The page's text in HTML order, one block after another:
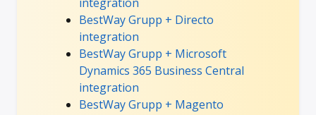
BestWay Grupp + Directo
integration
BestWay Grupp + Microsoft
Dynamics 365 Business Central
integration
BestWay Grupp + Magento